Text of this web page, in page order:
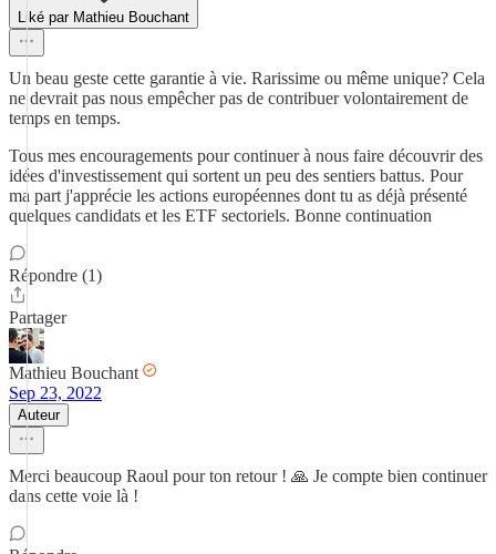
Liké par Mathieu Bouchant
Un beau geste cette garantie à vie. Rarissime ou même unique? Cela
ne devrait pas nous empêcher pas de contribuer volontairement de
temps en temps.
Tous mes encouragements pour continuer à nous faire découvrir des
idées d'investissement qui sortent un peu des sentiers battus. Pour
ma part j'apprécie les actions européennes dont tu as déjà présenté
quelques candidats et les ETF sectoriels. Bonne continuation
Répondre (1)
Partager
Mathieu Bouchant
Sep 23, 2022
Auteur
Merci beaucoup Raoul pour ton retour ! 🙏 Je compte bien continuer
dans cette voie là !